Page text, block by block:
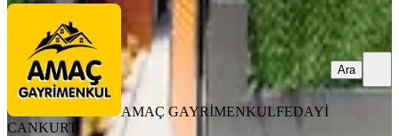
AMAÇ GAYRİMENKULFEDAYİ
CANKURT
Ara